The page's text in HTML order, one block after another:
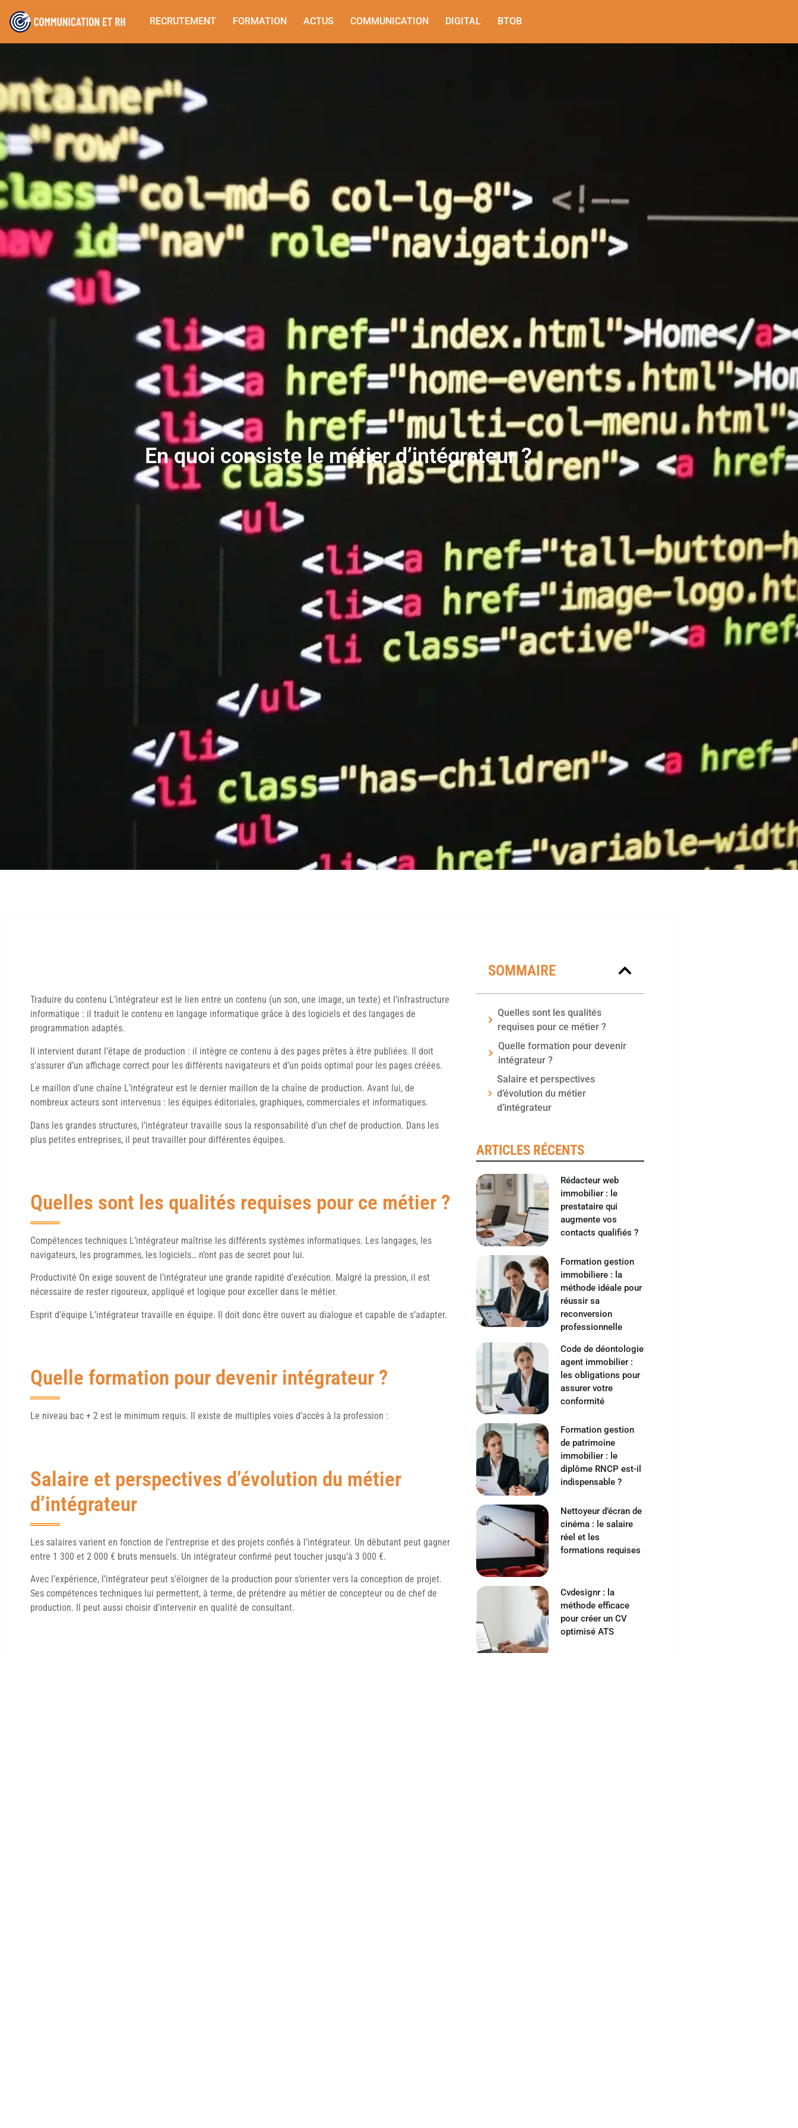
RECRUTEMENT FORMATION ACTUS COMMUNICATION DIGITAL BTOB
En quoi consiste le métier d’intégrateur ?
Traduire du contenu L’intégrateur est le lien entre un contenu (un son, une image, un texte) et l’infrastructure
informatique : il traduit le contenu en langage informatique grâce à des logiciels et des langages de
programmation adaptés.
Il intervient durant l’étape de production : il intègre ce contenu à des pages prêtes à être publiées. Il doit
s’assurer d’un affichage correct pour les différents navigateurs et d’un poids optimal pour les pages créées.
Le maillon d’une chaîne L’intégrateur est le dernier maillon de la chaîne de production. Avant lui, de
nombreux acteurs sont intervenus : les équipes éditoriales, graphiques, commerciales et informatiques.
Dans les grandes structures, l’intégrateur travaille sous la responsabilité d’un chef de production. Dans les
plus petites entreprises, il peut travailler pour différentes équipes.
Quelles sont les qualités requises pour ce métier ?
Compétences techniques L’intégrateur maîtrise les différents systèmes informatiques. Les langages, les
navigateurs, les programmes, les logiciels… n’ont pas de secret pour lui.
Productivité On exige souvent de l’intégrateur une grande rapidité d’exécution. Malgré la pression, il est
nécessaire de rester rigoureux, appliqué et logique pour exceller dans le métier.
Esprit d’équipe L’intégrateur travaille en équipe. Il doit donc être ouvert au dialogue et capable de s’adapter.
Quelle formation pour devenir intégrateur ?
Le niveau bac + 2 est le minimum requis. Il existe de multiples voies d’accès à la profession :
Salaire et perspectives d’évolution du métier
d’intégrateur
Les salaires varient en fonction de l’entreprise et des projets confiés à l’intégrateur. Un débutant peut gagner
entre 1 300 et 2 000 € bruts mensuels. Un intégrateur confirmé peut toucher jusqu’à 3 000 €.
Avec l’expérience, l’intégrateur peut s’éloigner de la production pour s’orienter vers la conception de projet.
Ses compétences techniques lui permettent, à terme, de prétendre au métier de concepteur ou de chef de
production. Il peut aussi choisir d’intervenir en qualité de consultant.
SOMMAIRE
Quelles sont les qualités
requises pour ce métier ?
Quelle formation pour devenir
intégrateur ?
Salaire et perspectives
d’évolution du métier
d’intégrateur
ARTICLES RÉCENTS
Rédacteur web
immobilier : le
prestataire qui
augmente vos
contacts qualifiés ?
Formation gestion
immobiliere : la
méthode idéale pour
réussir sa
reconversion
professionnelle
Code de déontologie
agent immobilier :
les obligations pour
assurer votre
conformité
Formation gestion
de patrimoine
immobilier : le
diplôme RNCP est-il
indispensable ?
Nettoyeur d’écran de
cinéma : le salaire
réel et les
formations requises
Cvdesignr : la
méthode efficace
pour créer un CV
optimisé ATS